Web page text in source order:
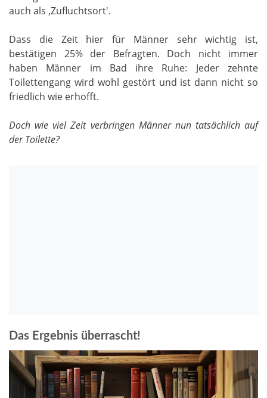
auch als ‚Zufluchtsort'.
Dass die Zeit hier für Männer sehr wichtig ist,
bestätigen 25% der Befragten. Doch nicht immer
haben Männer im Bad ihre Ruhe: Jeder zehnte
Toilettengang wird wohl gestört und ist dann nicht so
friedlich wie erhofft.
Doch wie viel Zeit verbringen Männer nun tatsächlich auf
der Toilette?
Das Ergebnis überrascht!